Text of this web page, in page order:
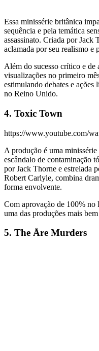
Essa minissérie britânica
sequência e pela temática
assassinato. Criada por Jack
aclamada por seu realismo e
Além do sucesso crítico e
visualizações no primeiro
estimulando debates e
no Reino Unido.
4. Toxic Town
https://www.youtube.com/
A produção é uma minissérie
escândalo de contaminação
por Jack Thorne e estrelada
Robert Carlyle, combina
forma envolvente.
Com aprovação de 100% no
uma das produções mais
5. The Åre Murders